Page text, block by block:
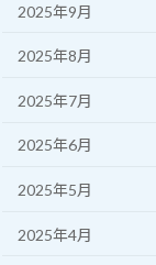
2025年9月
2025年8月
2025年7月
2025年6月
2025年5月
2025年4月